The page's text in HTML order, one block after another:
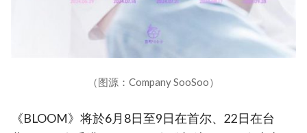
（图源：Company SooSoo）
《BLOOM》将於6月8日至9日在首尔、22日在台